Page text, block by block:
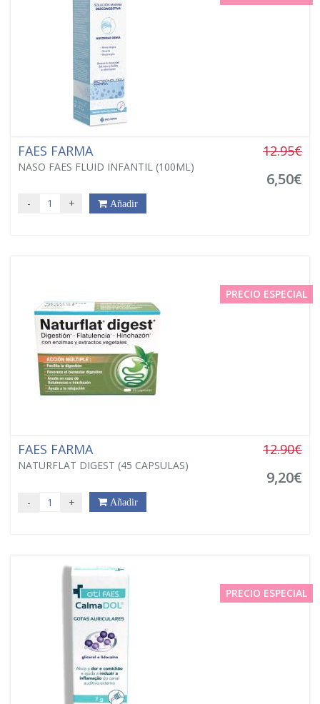
FAES FARMA
NASO FAES FLUID INFANTIL (100ML)
12.95€
6,50€
- + Añadir
PRECIO ESPECIAL
FAES FARMA
NATURFLAT DIGEST (45 CAPSULAS)
12.90€
9,20€
- + Añadir
PRECIO ESPECIAL